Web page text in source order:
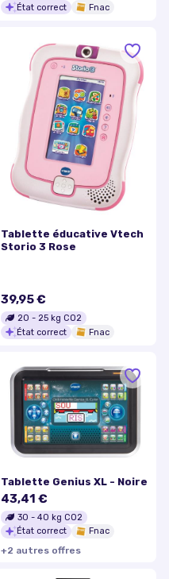
État correct
Fnac
Tablette éducative Vtech
Storio 3 Rose
39,95 €
20 - 25 kg CO2
État correct
Fnac
Tablette Genius XL - Noire
43,41 €
30 - 40 kg CO2
État correct
Fnac
+2 autres offres